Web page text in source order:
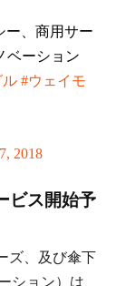
、商用サー
ベーション
ル #ウェイモ
2018
ビス開始予
ズ、及び傘下
ション）は、